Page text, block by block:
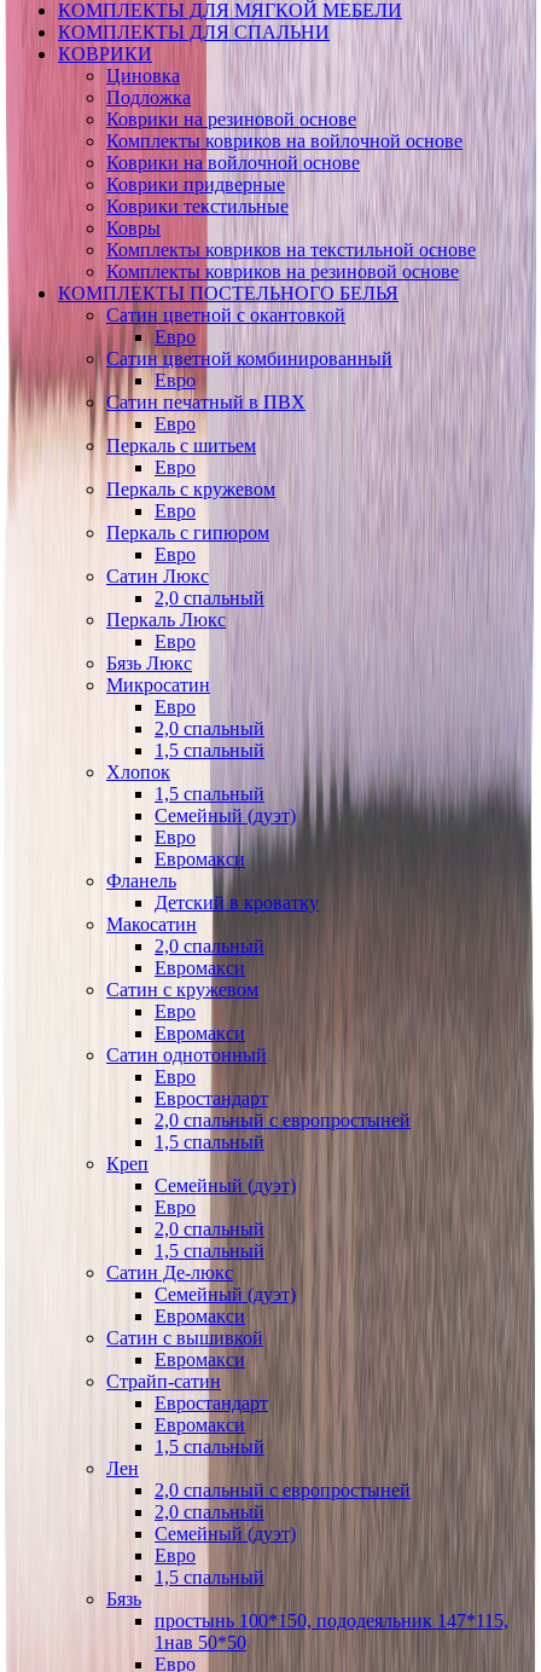
КОМПЛЕКТЫ ДЛЯ МЯГКОЙ МЕБЕЛИ
КОМПЛЕКТЫ ДЛЯ СПАЛЬНИ
КОВРИКИ
Циновка
Подложка
Коврики на резиновой основе
Комплекты ковриков на войлочной основе
Коврики на войлочной основе
Коврики придверные
Коврики текстильные
Ковры
Комплекты ковриков на текстильной основе
Комплекты ковриков на резиновой основе
КОМПЛЕКТЫ ПОСТЕЛЬНОГО БЕЛЬЯ
Сатин цветной с окантовкой
Евро
Сатин цветной комбинированный
Евро
Сатин печатный в ПВХ
Евро
Перкаль с шитьем
Евро
Перкаль с кружевом
Евро
Перкаль с гипюром
Евро
Сатин Люкс
2,0 спальный
Перкаль Люкс
Евро
Бязь Люкс
Микросатин
Евро
2,0 спальный
1,5 спальный
Хлопок
1,5 спальный
Семейный (дуэт)
Евро
Евромакси
Фланель
Детский в кроватку
Макосатин
2,0 спальный
Евромакси
Сатин с кружевом
Евро
Евромакси
Сатин однотонный
Евро
Евростандарт
2,0 спальный с европростыней
1,5 спальный
Креп
Семейный (дуэт)
Евро
2,0 спальный
1,5 спальный
Сатин Де-люкс
Семейный (дуэт)
Евромакси
Сатин с вышивкой
Евромакси
Страйп-сатин
Евростандарт
Евромакси
1,5 спальный
Лен
2,0 спальный с европростыней
2,0 спальный
Семейный (дуэт)
Евро
1,5 спальный
Бязь
простынь 100*150, пододеяльник 147*115,
1нав 50*50
Евро